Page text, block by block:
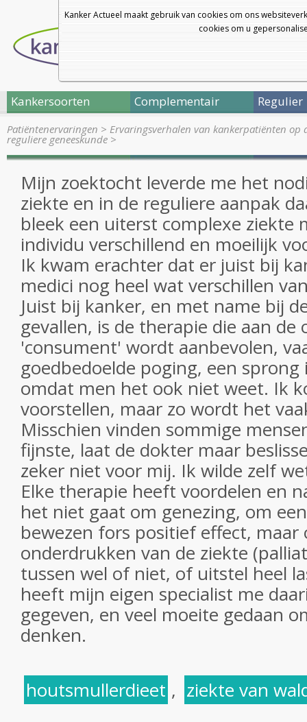
Kanker Actueel maakt gebruik van cookies om ons
cookies om u
Kankersoorten Complementair Regulier
Patiëntenervaringen > Ervaringsverhalen van kankerpatiënten op
reguliere geneeskunde >
Mijn zoektocht leverde me het
ziekte en in de reguliere aanpak
bleek een uiterst complexe ziekte
individu verschillend en moeilijk
Ik kwam erachter dat er juist bij
medici nog heel wat verschillen
Juist bij kanker, en met name bij
gevallen, is de therapie die aan de
'consument' wordt aanbevolen,
goedbedoelde poging, een
omdat men het ook niet weet. Ik
voorstellen, maar zo wordt het
Misschien vinden sommige
fijnste, laat de dokter maar
zeker niet voor mij. Ik wilde zelf
Elke therapie heeft voordelen en
het niet gaat om genezing, om
bewezen fors positief effect,
onderdrukken van de ziekte
tussen wel of niet, of uitstel heel
heeft mijn eigen specialist me
gegeven, en veel moeite gedaan
denken.
houtsmullerdieet , ziekte van